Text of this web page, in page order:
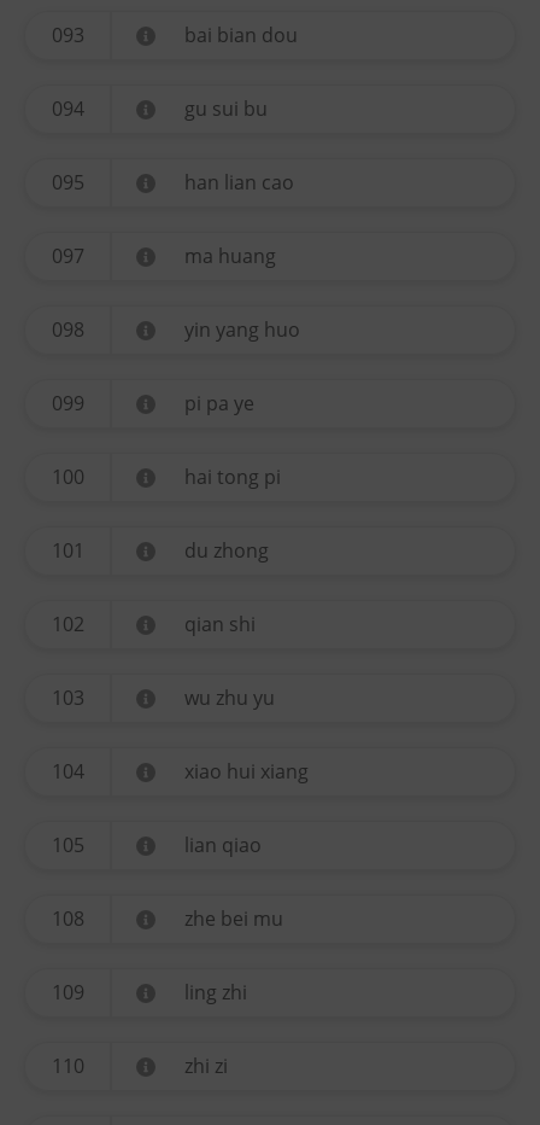
093 bai bian dou
094 gu sui bu
095 han lian cao
097 ma huang
098 yin yang huo
099 pi pa ye
100 hai tong pi
101 du zhong
102 qian shi
103 wu zhu yu
104 xiao hui xiang
105 lian qiao
108 zhe bei mu
109 ling zhi
110 zhi zi